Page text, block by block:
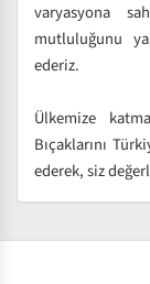
varyasyona
mutluluğunu
ederiz.
Ülkemize
Bıçaklarını
ederek, siz